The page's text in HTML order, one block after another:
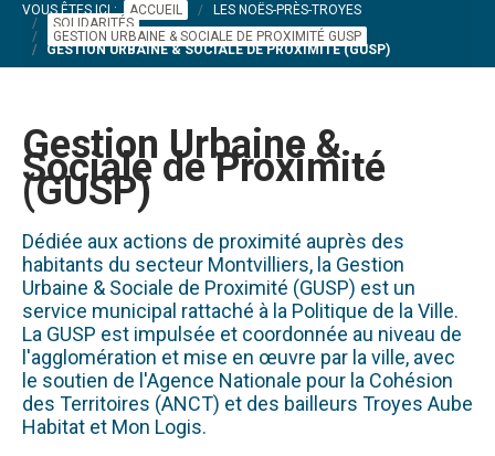
VOUS ÊTES ICI : ACCUEIL
LES NOËS-PRÈS-TROYES
SOLIDARITÉS
GESTION URBAINE & SOCIALE DE PROXIMITÉ GUSP
GESTION URBAINE & SOCIALE DE PROXIMITÉ (GUSP)
Gestion Urbaine &
Sociale de Proximité
(GUSP)
Dédiée aux actions de proximité auprès des
habitants du secteur Montvilliers, la Gestion
Urbaine & Sociale de Proximité (GUSP) est un
service municipal rattaché à la Politique de la Ville.
La GUSP est impulsée et coordonnée au niveau de
l'agglomération et mise en œuvre par la ville, avec
le soutien de l'Agence Nationale pour la Cohésion
des Territoires (ANCT) et des bailleurs Troyes Aube
Habitat et Mon Logis.